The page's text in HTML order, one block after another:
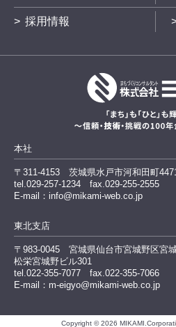
採用情報
本社
〒311-4153 茨城県水戸市河和田町
tel.029-257-1234 fax.029-255-2555
E-mail：info@mikami-web.co.jp
東北支店
〒983-0045 宮城県仙台市宮城野区宮
松栄宮城野ビル301
tel.022-355-7077 fax.022-355-7066
E-mail：m-eigyo@mikami-web.co.jp
Copyright © 2026